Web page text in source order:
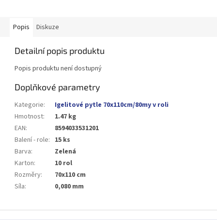
Popis Diskuze
Detailní popis produktu
Popis produktu není dostupný
Doplňkové parametry
Kategorie:
Igelitové pytle 70x110cm/80my v roli
Hmotnost:
1.47 kg
EAN:
8594033531201
Balení - role: 15 ks
Barva:
Zelená
Karton:
10 rol
Rozměry:
70x110 cm
Síla: 0,080 mm